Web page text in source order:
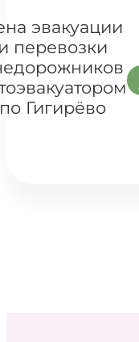
эвакуации
перевозки
Гигирёво